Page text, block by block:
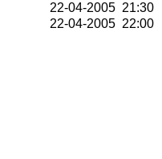
22-04-2005 21:30
22-04-2005 22:00